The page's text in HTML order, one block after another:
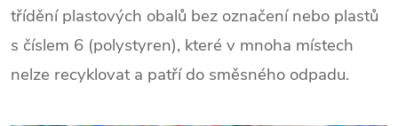
třídění plastových obalů bez označení nebo plastů
s číslem 6 (polystyren), které v mnoha místech
nelze recyklovat a patří do směsného odpadu.